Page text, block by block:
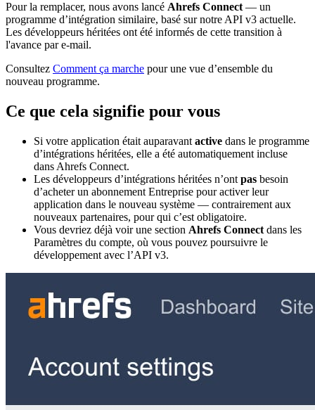
Pour la remplacer, nous avons lancé Ahrefs Connect — un
programme d’intégration similaire, basé sur notre API v3 actuelle.
Les développeurs héritées ont été informés de cette transition à
l'avance par e-mail.
Consultez Comment ça marche pour une vue d’ensemble du
nouveau programme.
Ce que cela signifie pour vous
Si votre application était auparavant active dans le programme
d’intégrations héritées, elle a été automatiquement incluse
dans Ahrefs Connect.
Les développeurs d’intégrations héritées n’ont pas besoin
d’acheter un abonnement Entreprise pour activer leur
application dans le nouveau système — contrairement aux
nouveaux partenaires, pour qui c’est obligatoire.
Vous devriez déjà voir une section Ahrefs Connect dans les
Paramètres du compte, où vous pouvez poursuivre le
développement avec l’API v3.